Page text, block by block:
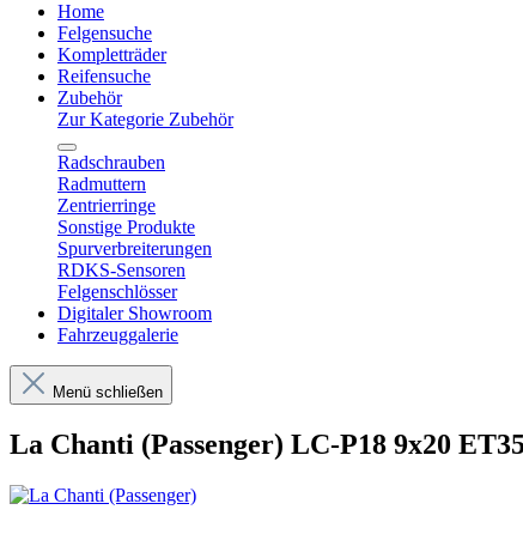
Home
Felgensuche
Kompletträder
Reifensuche
Zubehör
Zur Kategorie Zubehör
Radschrauben
Radmuttern
Zentrierringe
Sonstige Produkte
Spurverbreiterungen
RDKS-Sensoren
Felgenschlösser
Digitaler Showroom
Fahrzeuggalerie
Menü schließen
La Chanti (Passenger) LC-P18 9x20